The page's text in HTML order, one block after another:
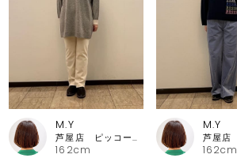
162cm
M.Y
芦屋店 ピッコーネ・ピッコーネクラブ
162cm
M.Y